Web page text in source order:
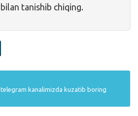
bilan tanishib chiqing.
telegram kanalimizda kuzatib boring